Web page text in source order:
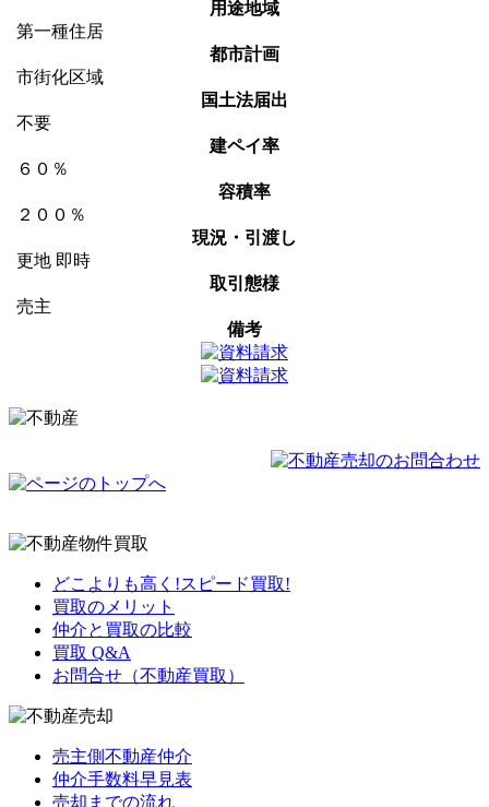
用途地域
第一種住居
都市計画
市街化区域
国土法届出
不要
建ペイ率
６０％
容積率
２００％
現況・引渡し
更地 即時
取引態様
売主
備考
どこよりも高く!スピード買取!
買取のメリット
仲介と買取の比較
買取 Q&A
お問合せ（不動産買取）
売主側不動産仲介
仲介手数料早見表
売却までの流れ